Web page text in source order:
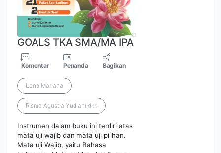
GOALS TKA SMA/MA IPA
Komentar Penanda Bagikan
Lena Mariana
Risma Agustia Yudiani,dkk
Instrumen dalam buku ini terdiri atas
mata uji wajib dan mata uji pilihan.
Mata uji Wajib, yaitu Bahasa